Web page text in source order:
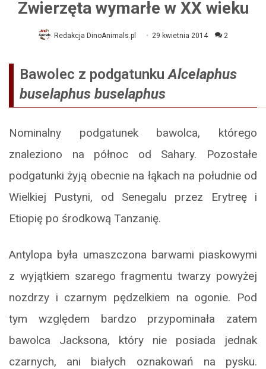
Zwierzęta wymarłe w XX wieku
Redakcja DinoAnimals.pl 29 kwietnia 2014 2
Bawolec z podgatunkuAlcelaphus
buselaphus buselaphus
Nominalny podgatunek bawolca, którego
znaleziono na północ od Sahary. Pozostałe
podgatunki żyją obecnie na łąkach na południe od
Wielkiej Pustyni, od Senegalu przez Erytreę i
Etiopię po środkową Tanzanię.
Antylopa była umaszczona barwami piaskowymi
z wyjątkiem szarego fragmentu twarzy powyżej
nozdrzy i czarnym pędzelkiem na ogonie. Pod
tym względem bardzo przypominała zatem
bawolca Jacksona, który nie posiada jednak
czarnych, ani białych oznakowań na pysku.